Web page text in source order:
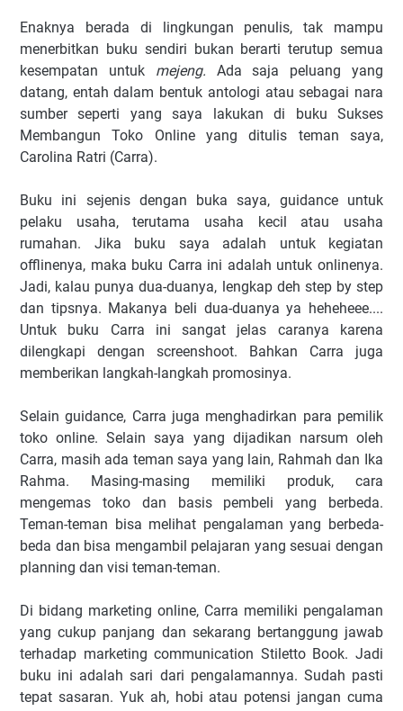
Enaknya berada di lingkungan penulis, tak mampu
menerbitkan buku sendiri bukan berarti terutup semua
kesempatan untuk mejeng. Ada saja peluang yang
datang, entah dalam bentuk antologi atau sebagai nara
sumber seperti yang saya lakukan di buku Sukses
Membangun Toko Online yang ditulis teman saya,
Carolina Ratri (Carra).
Buku ini sejenis dengan buka saya, guidance untuk
pelaku usaha, terutama usaha kecil atau usaha
rumahan. Jika buku saya adalah untuk kegiatan
offlinenya, maka buku Carra ini adalah untuk onlinenya.
Jadi, kalau punya dua-duanya, lengkap deh step by step
dan tipsnya. Makanya beli dua-duanya ya heheheee....
Untuk buku Carra ini sangat jelas caranya karena
dilengkapi dengan screenshoot. Bahkan Carra juga
memberikan langkah-langkah promosinya.
Selain guidance, Carra juga menghadirkan para pemilik
toko online. Selain saya yang dijadikan narsum oleh
Carra, masih ada teman saya yang lain, Rahmah dan Ika
Rahma. Masing-masing memiliki produk, cara
mengemas toko dan basis pembeli yang berbeda.
Teman-teman bisa melihat pengalaman yang berbeda-
beda dan bisa mengambil pelajaran yang sesuai dengan
planning dan visi teman-teman.
Di bidang marketing online, Carra memiliki pengalaman
yang cukup panjang dan sekarang bertanggung jawab
terhadap marketing communication Stiletto Book. Jadi
buku ini adalah sari dari pengalamannya. Sudah pasti
tepat sasaran. Yuk ah, hobi atau potensi jangan cuma